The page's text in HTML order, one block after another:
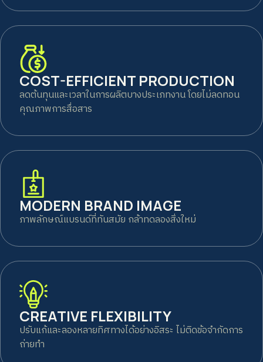
COST-EFFICIENT PRODUCTION
ลดต้นทุนและเวลาในการผลิตบางประเภทงาน โดยไม่ลดทอน
คุณภาพการสื่อสาร
MODERN BRAND IMAGE
ภาพลักษณ์แบรนด์ที่ทันสมัย กล้าทดลองสิ่งใหม่
CREATIVE FLEXIBILITY
ปรับแก้และลองหลายทิศทางได้อย่างอิสระ ไม่ติดข้อจำกัดการ
ถ่ายทำ